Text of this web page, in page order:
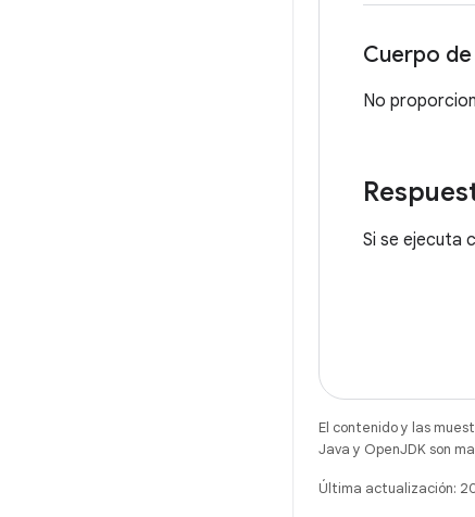
Cuerpo
No
Si se ejecuta
El contenido y las
Java y OpenJDK son
Última actualización: